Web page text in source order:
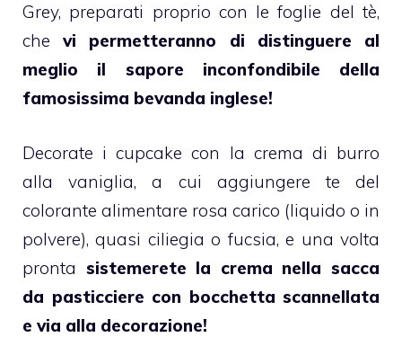
Grey, preparati proprio con lefoglie del tè,
chevi permetteranno di distinguere al
meglio il sapore inconfondibile della
famosissima bevanda inglese!
Decorate icupcake con la crema di burro
alla vaniglia, a cui aggiungere te del
colorante alimentare rosa carico (liquido o in
polvere), quasi ciliegia o fucsia, e una volta
pronta sistemerete la crema nella sacca
da pasticciere con bocchetta scannellata
e via alla decorazione!